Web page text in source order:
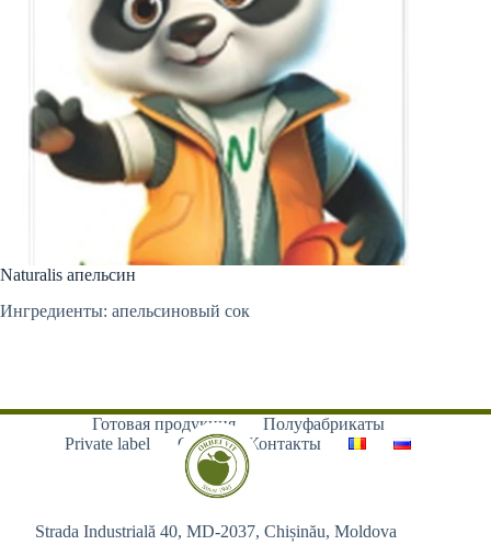
Naturalis апельсин
Ингредиенты: апельсиновый сок
Готовая продукция
Полуфабрикаты
Private label
О нас Контакты
Strada Industrială 40, MD-2037, Chișinău, Moldova